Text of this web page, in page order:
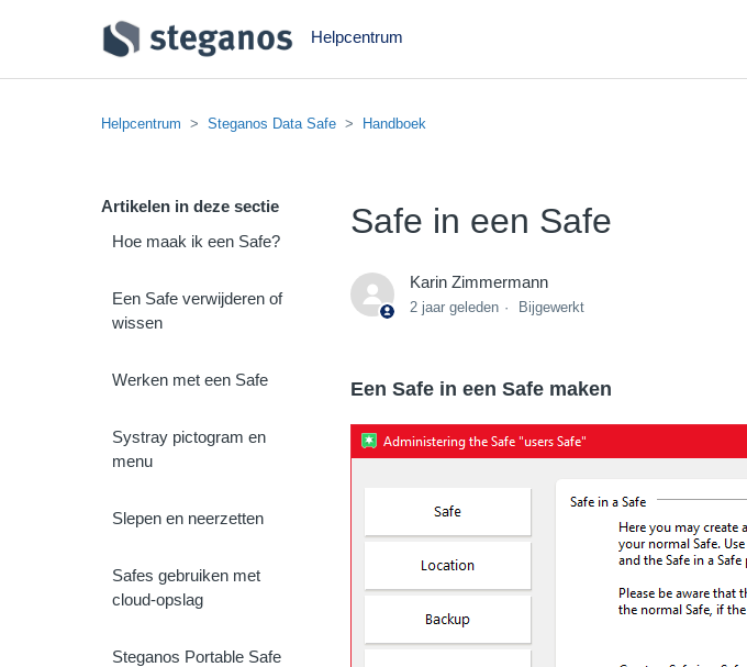
Helpcentrum
Helpcentrum Steganos Data Safe Handboek
Artikelen in deze sectie
Hoe maak ik een Safe?
Een Safe verwijderen of
wissen
Werken met een Safe
Systray pictogram en
menu
Slepen en neerzetten
Safes gebruiken met
cloud-opslag
Steganos Portable Safe
Safe in een Safe
Karin Zimmermann
2 jaar geleden Bijgewerkt
Een Safe in een Safe maken